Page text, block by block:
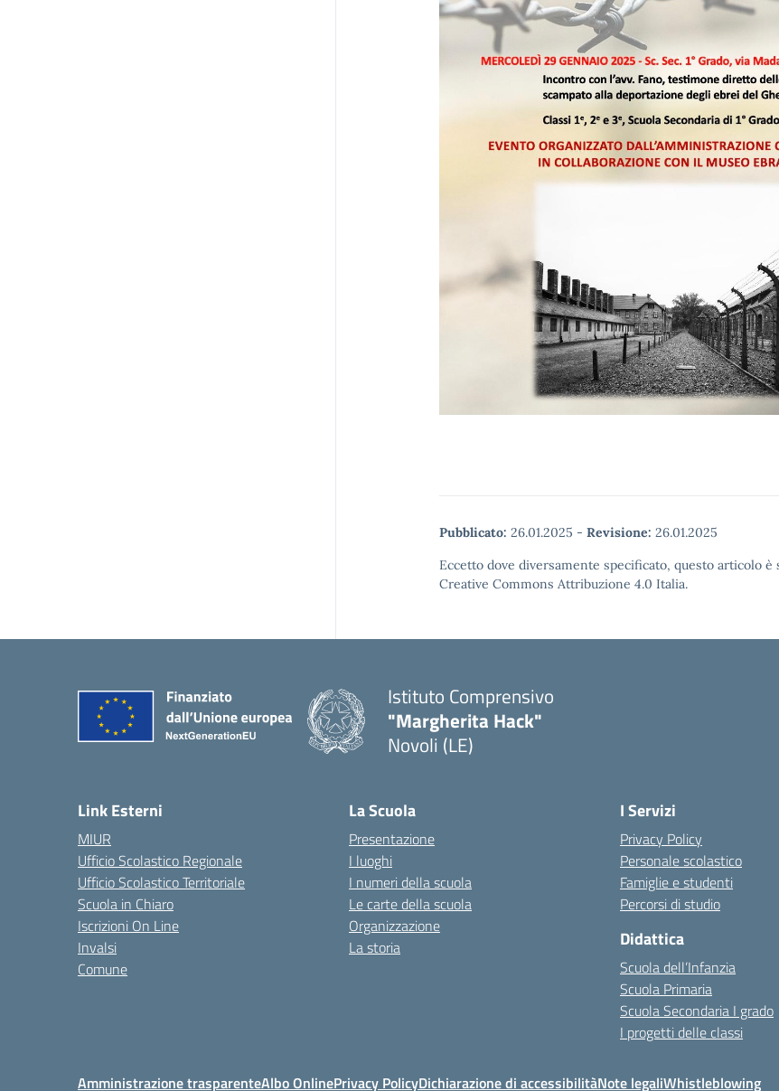
Pubblicato: 26.01.2025 - Revisione: 26.01.2025
Eccetto dove diversamente specificato, questo articolo
Creative Commons Attribuzione 4.0 Italia.
Istituto Comprensivo
"Margherita Hack"
Novoli (LE)
Link Esterni
MIUR
Ufficio Scolastico Regionale
Ufficio Scolastico Territoriale
Scuola in Chiaro
Iscrizioni On Line
Invalsi
Comune
La Scuola
Presentazione
I luoghi
I numeri della scuola
Le carte della scuola
Organizzazione
La storia
I Servizi
Privacy Policy
Personale scolastico
Famiglie e studenti
Percorsi di studio
Didattica
Scuola dell’Infanzia
Scuola Primaria
Scuola Secondaria I grado
I progetti delle classi
Amministrazione trasparenteAlbo OnlinePrivacy PolicyDichiarazione di accessibilitàNote legaliWhistleblowing